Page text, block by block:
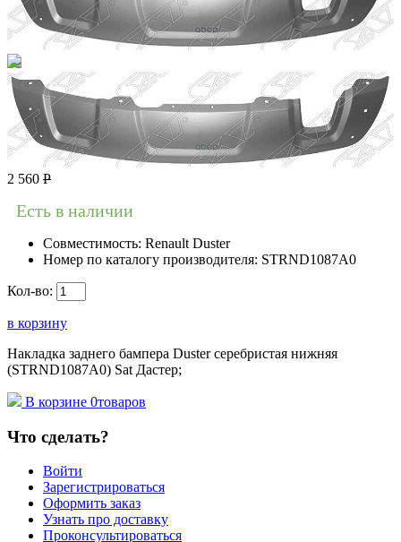
2 560 Р
Есть в наличии
Совместимость: Renault Duster
Номер по каталогу производителя: STRND1087A0
Кол-во:
в корзину
Накладка заднего бампера Duster серебристая нижняя
(STRND1087A0) Sat Дастер;
В корзине 0товаров
Что сделать?
Войти
Зарегистрироваться
Оформить заказ
Узнать про доставку
Проконсультироваться